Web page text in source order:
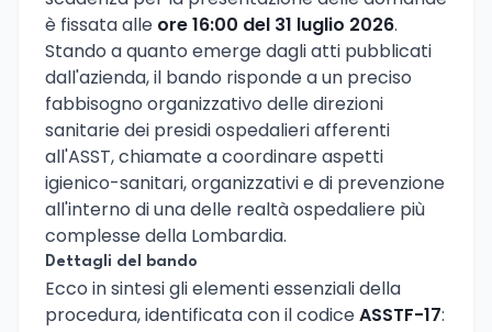
è fissata alle ore 16:00 del 31 luglio 2026.
Stando a quanto emerge dagli atti pubblicati
dall'azienda, il bando risponde a un preciso
fabbisogno organizzativo delle direzioni
sanitarie dei presidi ospedalieri afferenti
all'ASST, chiamate a coordinare aspetti
igienico-sanitari, organizzativi e di prevenzione
all'interno di una delle realtà ospedaliere più
complesse della Lombardia.
Dettagli del bando
Ecco in sintesi gli elementi essenziali della
procedura, identificata con il codiceASSTF-17: